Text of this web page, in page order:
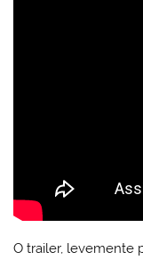
O trailer, levemente